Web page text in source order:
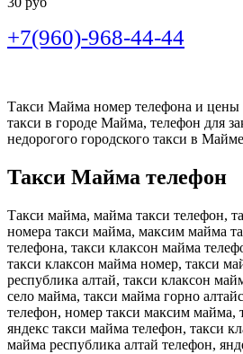
+7(960)-968-44-44
Такси Майма номер телефона и цены
такси в городе Майма, телефон для
недорогого городского такси в
Такси Майма телефон
Такси майма, майма такси телефон,
номера такси майма, максим майма
телефона, такси клаксон майма
такси клаксон майма номер, такси
республика алтай, такси клаксон
село майма, такси майма горно
телефон, номер такси максим майма,
яндекс такси майма телефон, такси
майма республика алтай телефон,